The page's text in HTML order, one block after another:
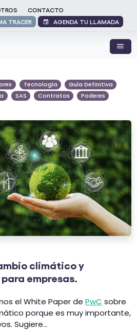
CONTACTO
TRACER AGENDA TU LLAMADA
Tecnología
Guía Definitiva
SAS Contratos Poderes
climático y
empresas.
el White Paper dePwC sobre
porque es muy importante,
Sugiere...